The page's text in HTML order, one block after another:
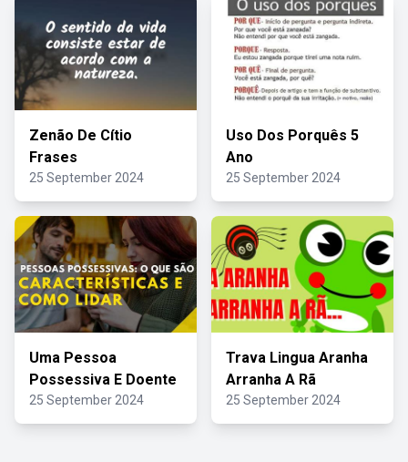
Zenão De Cítio
Frases
25 September 2024
Uso Dos Porquês 5
Ano
25 September 2024
Uma Pessoa
Possessiva E Doente
25 September 2024
Trava Lingua Aranha
Arranha A Rã
25 September 2024